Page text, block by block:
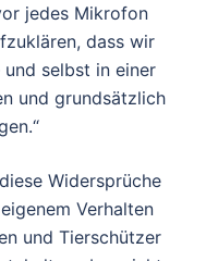
jedes Mikrofon
dass wir
und selbst in einer
und grundsätzlich
Widersprüche
Verhalten
und Tierschützer